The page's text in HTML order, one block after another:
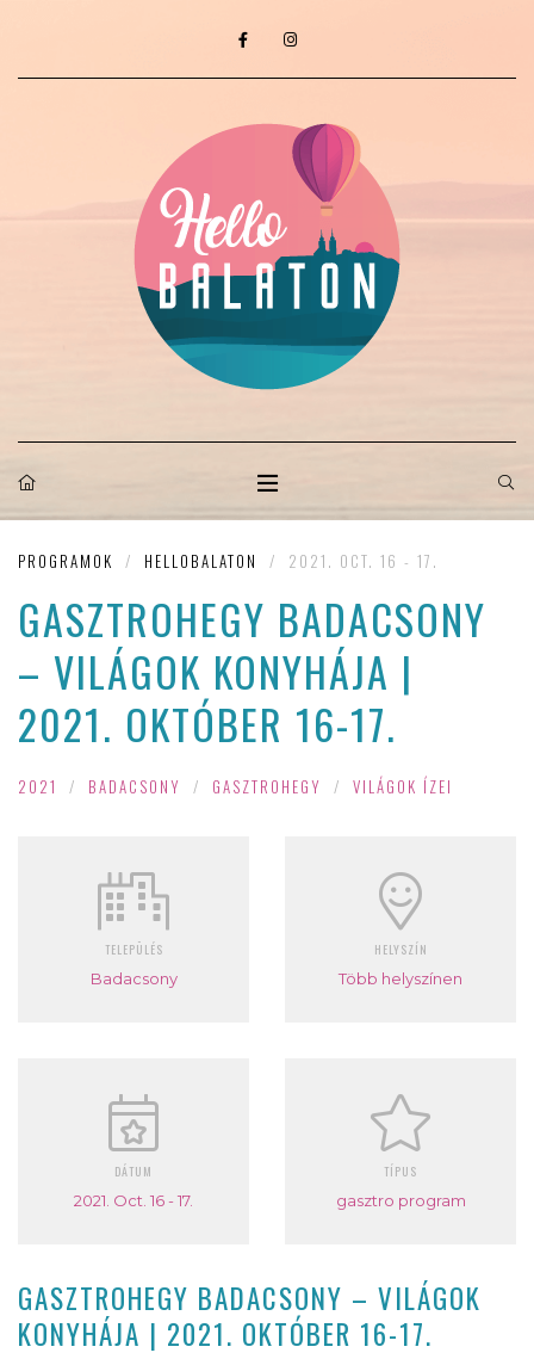
PROGRAMOK / HELLOBALATON / 2021. OCT. 16 - 17.
GASZTROHEGY BADACSONY
– VILÁGOK KONYHÁJA |
2021. OKTÓBER 16-17.
2021 / BADACSONY / GASZTROHEGY / VILÁGOK ÍZEI
TELEPÜLÉS
Badacsony
HELYSZÍN
Több helyszínen
DÁTUM
2021. Oct. 16 - 17.
TÍPUS
gasztro program
GASZTROHEGY BADACSONY – VILÁGOK
KONYHÁJA | 2021. OKTÓBER 16-17.